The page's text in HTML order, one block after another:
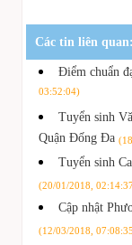
Các tin liên quan:
Điểm chuẩn
03:52:04)
Tuyển sinh
Quận Đống Đa
Tuyển sinh
(20/01/2018,
Cập nhật
(12/03/2018,